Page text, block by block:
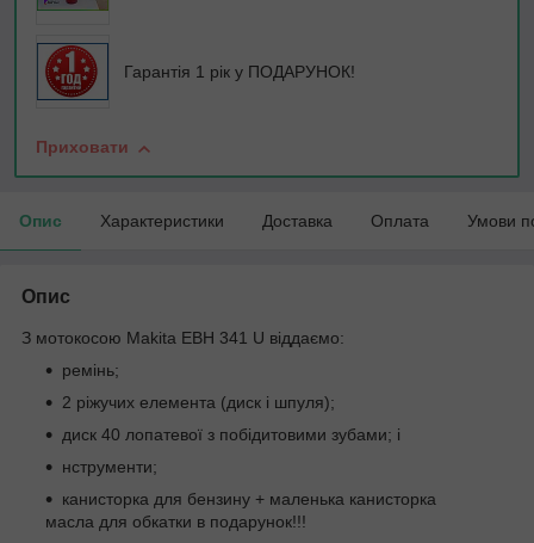
Гарантія 1 рік у ПОДАРУНОК!
Приховати
Опис Характеристики Доставка Оплата Умови
Опис
З мотокосою Makita EBH 341 U віддаємо:
ремінь;
2 ріжучих елемента (диск і шпуля);
диск 40 лопатевої з побідитовими зубами; і
нструменти;
канисторка для бензину + маленька канисторка
масла для обкатки в подарунок!!!